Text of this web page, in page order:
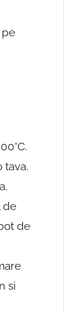
pe
tava.
de
de
si